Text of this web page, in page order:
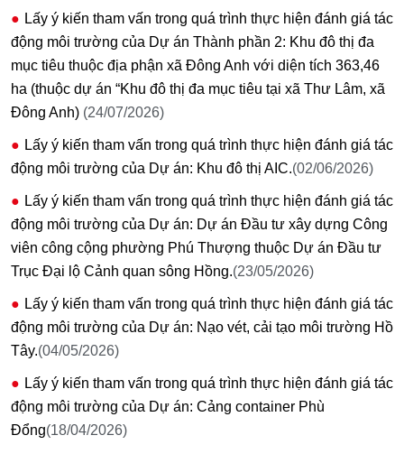
Lấy ý kiến tham vấn trong quá trình thực hiện đánh giá tác
động môi trường của Dự án Thành phần 2: Khu đô thị đa
mục tiêu thuộc địa phận xã Đông Anh với diện tích 363,46
ha (thuộc dự án “Khu đô thị đa mục tiêu tại xã Thư Lâm, xã
Đông Anh) (24/07/2026)
Lấy ý kiến tham vấn trong quá trình thực hiện đánh giá tác
động môi trường của Dự án: Khu đô thị AIC.(02/06/2026)
Lấy ý kiến tham vấn trong quá trình thực hiện đánh giá tác
động môi trường của Dự án: Dự án Đầu tư xây dựng Công
viên công cộng phường Phú Thượng thuộc Dự án Đầu tư
Trục Đại lộ Cảnh quan sông Hồng.(23/05/2026)
Lấy ý kiến tham vấn trong quá trình thực hiện đánh giá tác
động môi trường của Dự án: Nạo vét, cải tạo môi trường Hồ
Tây.(04/05/2026)
Lấy ý kiến tham vấn trong quá trình thực hiện đánh giá tác
động môi trường của Dự án: Cảng container Phù
Đổng(18/04/2026)